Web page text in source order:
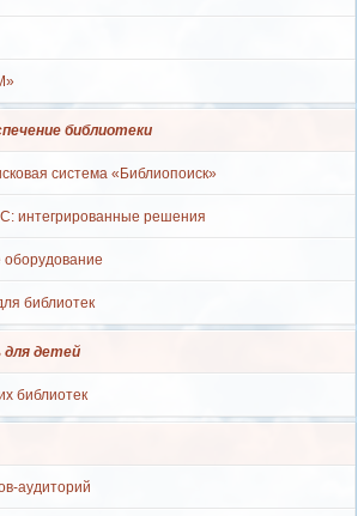
библиотеки
система «Библиопоиск»
интегрированные решения
библиотек
для детей
библиотек
аудиторий